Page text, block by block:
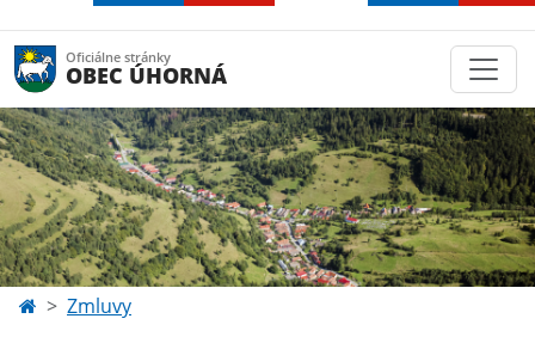
Oficiálne stránky
OBEC ÚHORNÁ
Zmluvy